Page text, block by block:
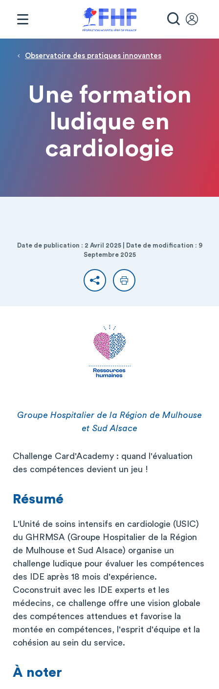
Fil d'Ariane
Observatoire des pratiques innovantes
Une formation
ludique en
cardiologie
Date de publication : 2 Avril 2025 | Date de modification : 9
Septembre 2025
PartagerImprimer
Groupe Hospitalier de la Région de Mulhouse
et Sud Alsace
Challenge Card'Academy : quand l'évaluation
des compétences devient un jeu !
Résumé
L'Unité de soins intensifs en cardiologie (USIC)
du GHRMSA (Groupe Hospitalier de la Région
de Mulhouse et Sud Alsace) organise un
challenge ludique pour évaluer les compétences
des IDE après 18 mois d'expérience.
Coconstruit avec les IDE experts et les
médecins, ce challenge offre une vision globale
des compétences attendues et favorise la
montée en compétences, l'esprit d'équipe et la
cohésion au sein du service.
À noter
Panneau de gestion des cookies